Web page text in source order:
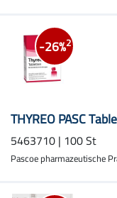
-26%2
THYREO PASC
5463710 | 100 St
Pascoe pharmazeutische